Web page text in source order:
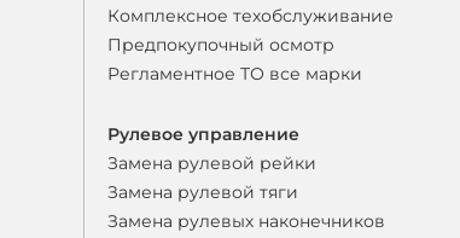
Комплексное техобслуживание
Предпокупочный осмотр
Регламентное ТО все марки
Рулевое управление
Замена рулевой рейки
Замена рулевой тяги
Замена рулевых наконечников